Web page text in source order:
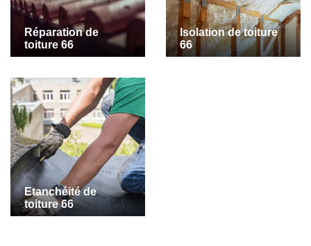
Réparation de
toiture 66
Isolation de toiture
66
Etanchéité de
toiture 66